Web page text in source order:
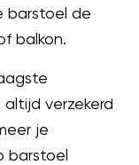
barstoel de
balkon.
verzekerd
je
barstoel